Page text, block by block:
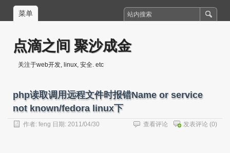
菜单
点滴之间 聚沙成金
关注于web开发, linux, 安全. etc
php读取调用远程文件时报错Name or service
not known/fedora linux下
作者: feng 日期: 2011/04/30 发表评论 (0)
查看评论